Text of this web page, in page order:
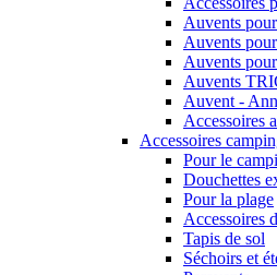
Auvents
Auvents
Auvents
Auvents
Auvent -
Accessoires
Accessoires
Pour le
Douchettes
Pour la plage
Accessoires
Tapis de sol
Séchoirs et